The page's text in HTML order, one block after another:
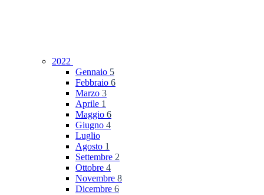
2022
Gennaio 5
Febbraio 6
Marzo 3
Aprile 1
Maggio 6
Giugno 4
Luglio
Agosto 1
Settembre 2
Ottobre 4
Novembre 8
Dicembre 6